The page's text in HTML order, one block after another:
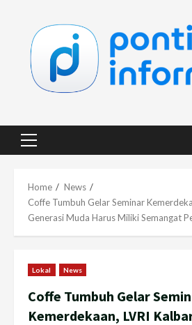
content
Primary
Home
News
Coffe Tumbuh Gelar Seminar
Generasi Muda Harus Miliki Semangat
Lokal News
Coffe Tumbuh Gelar
Kemerdekaan, LVRI